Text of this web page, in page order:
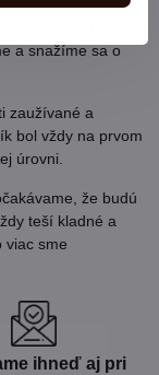
výhod pre
a snažíme sa o
zaužívané a
bol vždy na prvom
úrovni.
že budú
teší kladné a
viac sme
ihneď aj pri